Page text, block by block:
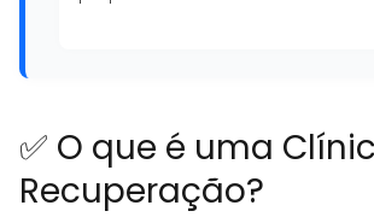
✅ O que é uma
Recuperação?